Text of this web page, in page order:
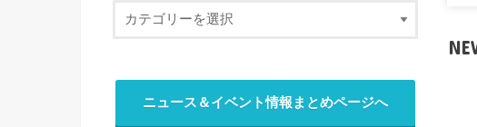
ニュース＆イベント情報まとめページへ